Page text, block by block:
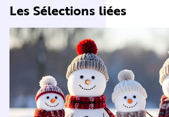
Les Sélections liées